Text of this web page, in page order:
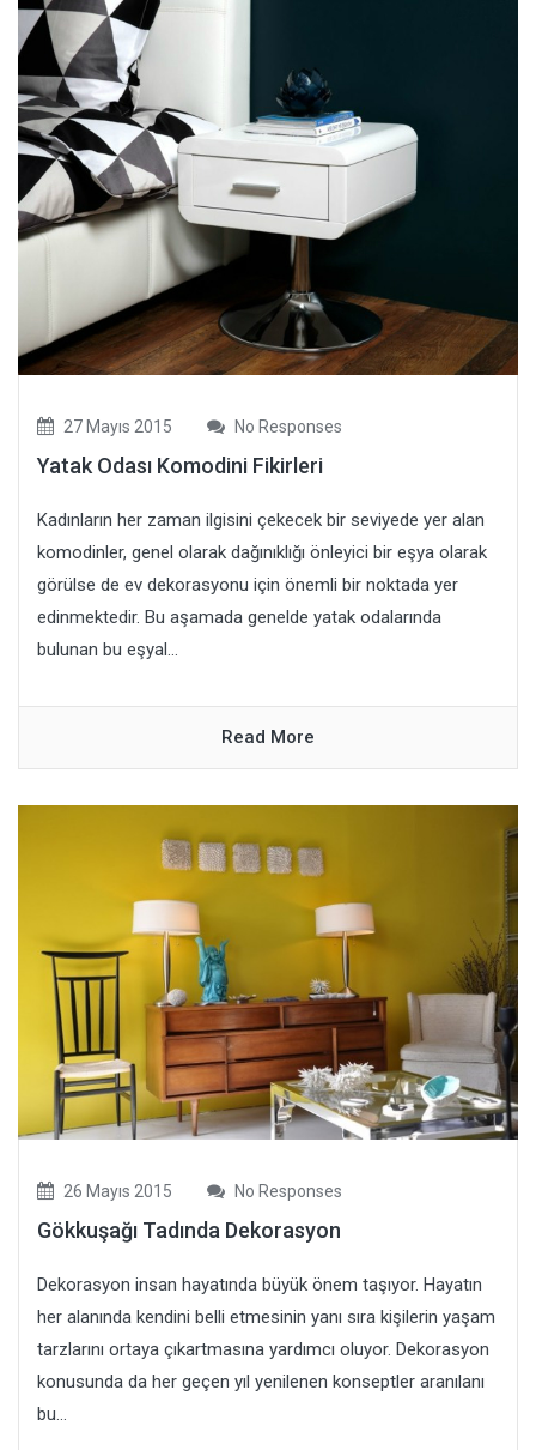
27 Mayıs 2015 No Responses
Yatak Odası Komodini Fikirleri
Kadınların her zaman ilgisini çekecek bir seviyede yer alan
komodinler, genel olarak dağınıklığı önleyici bir eşya olarak
görülse de ev dekorasyonu için önemli bir noktada yer
edinmektedir. Bu aşamada genelde yatak odalarında
bulunan bu eşyal...
Read More
26 Mayıs 2015 No Responses
Gökkuşağı Tadında Dekorasyon
Dekorasyon insan hayatında büyük önem taşıyor. Hayatın
her alanında kendini belli etmesinin yanı sıra kişilerin yaşam
tarzlarını ortaya çıkartmasına yardımcı oluyor. Dekorasyon
konusunda da her geçen yıl yenilenen konseptler aranılanı
bu...